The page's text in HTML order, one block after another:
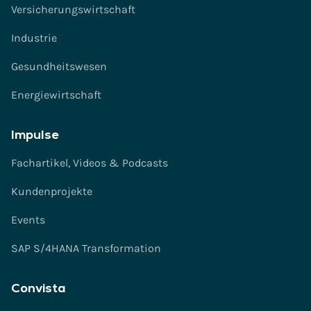
Versicherungswirtschaft
Industrie
Gesundheitswesen
Energiewirtschaft
Impulse
Fachartikel, Videos & Podcasts
Kundenprojekte
Events
SAP S/4HANA Transformation
Convista